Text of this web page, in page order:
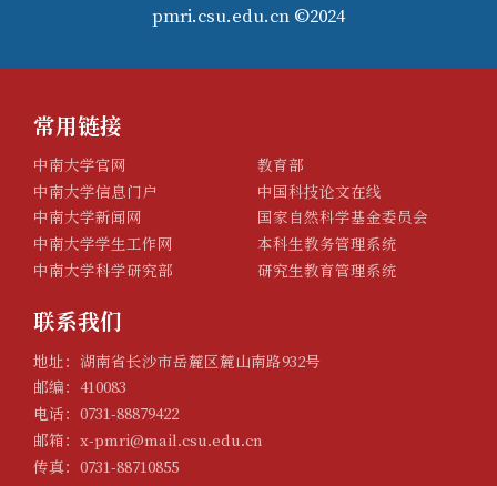
pmri.csu.edu.cn ©2024
常用链接
中南大学官网
中南大学信息门户
中南大学新闻网
中南大学学生工作网
中南大学科学研究部
教育部
中国科技论文在线
国家自然科学基金委员会
本科生教务管理系统
研究生教育管理系统
联系我们
地址：湖南省长沙市岳麓区麓山南路932号
邮编：410083
电话：0731-88879422
邮箱：x-pmri@mail.csu.edu.cn
传真：0731-88710855